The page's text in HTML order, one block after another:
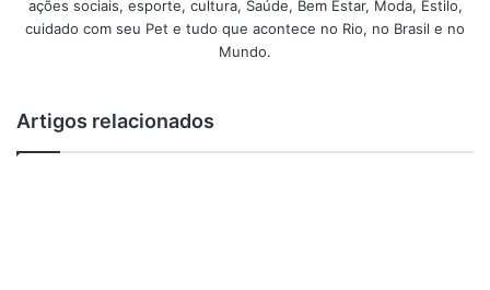
climáticas e os desafios na área energética;“Taste the
, um alerta sobre desperdício de comida;
quatro continentes; e uma noite especial sobre Chernobyl,
com a ficção
ações sociais, esporte, cultura, Saúde, Bem Estar, Moda, Estilo,
cuidado com seu Pet e tudo que acontece no Rio, no Brasil e no
Mundo.
Artigos relacionados